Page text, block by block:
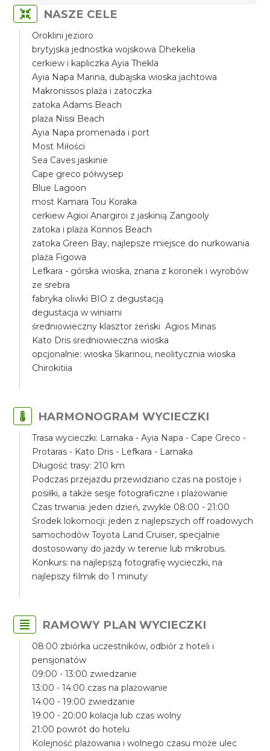
NASZE CELE
Oroklini jezioro
brytyjska jednostka wojskowa Dhekelia
cerkiew i kapliczka Ayia Thekla
Ayia Napa Marina, dubajska wioska jachtowa
Makronissos plaża i zatoczka
zatoka Adams Beach
plaża Nissi Beach
Ayia Napa promenada i port
Most Miłości
Sea Caves jaskinie
Cape greco półwysep
Blue Lagoon
most Kamara Tou Koraka
cerkiew Agioi Anargiroi z jaskinią Zangooly
zatoka i plaża Konnos Beach
zatoka Green Bay, najlepsze miejsce do nurkowania
plaża Figowa
Lefkara - górska wioska, znana z koronek i wyrobów
ze srebra
fabryka oliwki BIO z degustacją
degustacja w winiarni
średniowieczny klasztor żeński Agios Minas
Kato Dris średniowieczna wioska
opcjonalnie: wioska Skarinou, neolitycznia wioska
Chirokitiia
HARMONOGRAM WYCIECZKI
Trasa wycieczki: Larnaka - Ayia Napa - Cape Greco -
Protaras - Kato Dris - Lefkara - Larnaka
Długość trasy: 210 km
Podczas przejazdu przewidziano czas na postoje i
posiłki, a także sesje fotograficzne i plażowanie
Czas trwania: jeden dzień, zwykle 08:00 - 21:00
Środek lokomocji: jeden z najlepszych off roadowych
samochodów Toyota Land Cruiser, specjalnie
dostosowany do jazdy w terenie lub mikrobus.
Konkurs: na najlepszą fotografię wycieczki, na
najlepszy filmik do 1 minuty
RAMOWY PLAN WYCIECZKI
08:00 zbiórka uczestników, odbiór z hoteli i
pensjonatów
09:00 - 13:00 zwiedzanie
13:00 - 14:00 czas na plażowanie
14:00 - 19:00 zwiedzanie
19:00 - 20:00 kolacja lub czas wolny
21:00 powrót do hotelu
Kolejność plażowania i wolnego czasu może ulec